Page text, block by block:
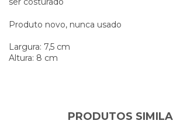
Produto novo, nunca usado
Largura: 7,5 cm
Altura: 8 cm
PRODUTOS